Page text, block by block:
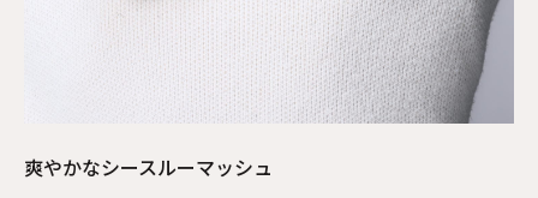
爽やかなシースルーマッシュ